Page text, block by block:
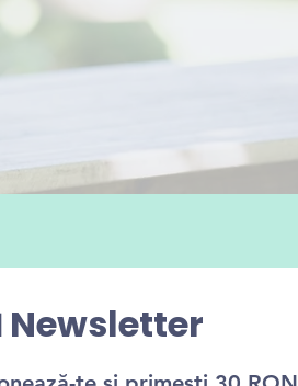
Newsletter